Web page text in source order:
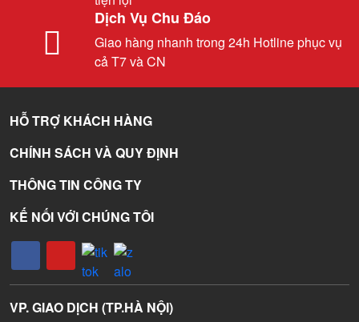
Dịch Vụ Chu Đáo
Giao hàng nhanh trong 24h Hotline phục vụ
cả T7 và CN
HỖ TRỢ KHÁCH HÀNG
CHÍNH SÁCH VÀ QUY ĐỊNH
THÔNG TIN CÔNG TY
KẾ NỐI VỚI CHÚNG TÔI
VP. GIAO DỊCH (TP.HÀ NỘI)